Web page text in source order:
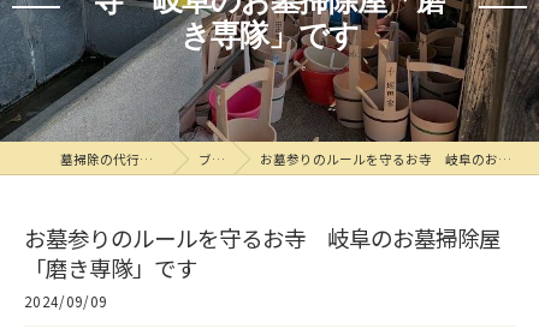
き専隊」です
墓掃除の代行なら磨き専隊 ブログ お墓参りのルールを守るお寺 岐阜のお墓掃除屋「磨き専隊」です
お墓参りのルールを守るお寺 岐阜のお墓掃除屋
「磨き専隊」です
2024/09/09